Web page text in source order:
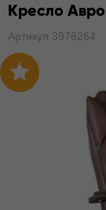
Кресло
Артикул 3976264